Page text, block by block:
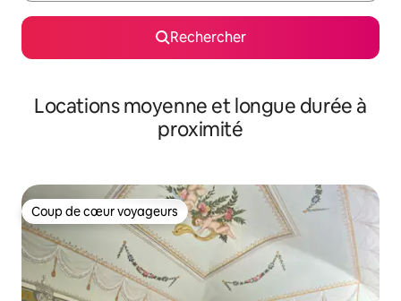
Rechercher
Locations moyenne et longue durée à
proximité
Coup de cœur voyageurs
Coup de cœur voyageurs